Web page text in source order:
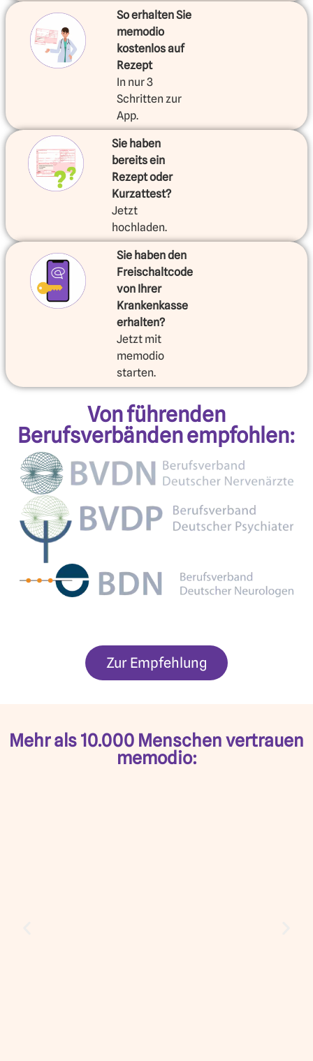
So erhalten Sie
memodio
kostenlos auf
Rezept
In nur 3
Schritten zur
App.
Sie haben
bereits ein
Rezept oder
Kurzattest?
Jetzt
hochladen.
Sie haben den
Freischaltcode
von Ihrer
Krankenkasse
erhalten?
Jetzt mit
memodio
starten.
Von führenden
Berufsverbänden empfohlen:
Zur Empfehlung
Mehr als 10.000 Menschen vertrauen
memodio: